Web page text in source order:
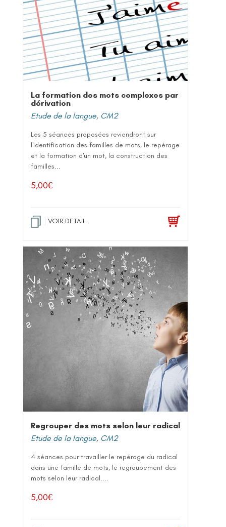
La formation des mots complexes par
dérivation
Etude de la langue, CM2
Les 5 séances proposées reviendront sur
l'identification des familles de mots, le repérage
et la formation d'un mot, la construction des
familles...
5,00€
VOIR DETAIL
Regrouper des mots selon leur radical
Etude de la langue, CM2
4 séances pour travailler le repérage du radical
dans une famille de mots, le regroupement des
mots selon leur radical....
5,00€